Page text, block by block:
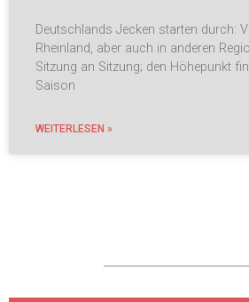
Deutschlands Jecken starten durch:
Rheinland, aber auch in anderen
Sitzung an Sitzung; den Höhepunkt
Saison
WEITERLESEN »